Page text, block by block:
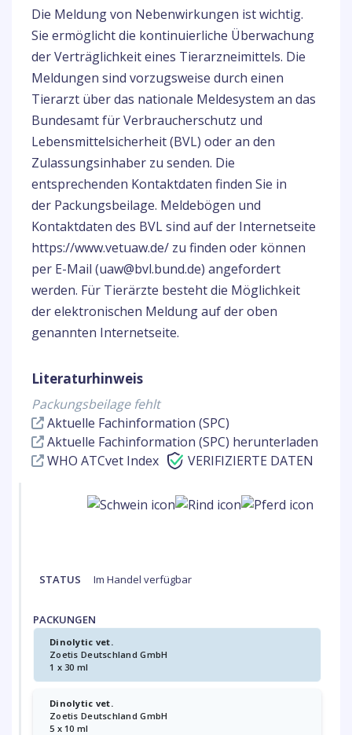
Die Meldung von Nebenwirkungen ist wichtig.
Sie ermöglicht die kontinuierliche Überwachung
der Verträglichkeit eines Tierarzneimittels. Die
Meldungen sind vorzugsweise durch einen
Tierarzt über das nationale Meldesystem an das
Bundesamt für Verbraucherschutz und
Lebensmittelsicherheit (BVL) oder an den
Zulassungsinhaber zu senden. Die
entsprechenden Kontaktdaten finden Sie in
der Packungsbeilage. Meldebögen und
Kontaktdaten des BVL sind auf der Internetseite
https://www.vetuaw.de/ zu finden oder können
per E-Mail (uaw@bvl.bund.de) angefordert
werden. Für Tierärzte besteht die Möglichkeit
der elektronischen Meldung auf der oben
genannten Internetseite.
Literaturhinweis
Packungsbeilage fehlt
Aktuelle Fachinformation (SPC)
Aktuelle Fachinformation (SPC) herunterladen
WHO ATCvet Index
VERIFIZIERTE DATEN
STATUS Im Handel verfügbar
PACKUNGEN
Dinolytic vet.
Zoetis Deutschland GmbH
1 x 30 ml
Dinolytic vet.
Zoetis Deutschland GmbH
5 x 10 ml